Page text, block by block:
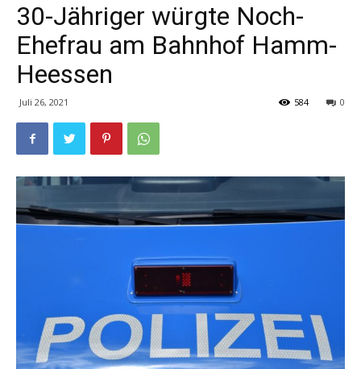
30-Jähriger würgte Noch-
Ehefrau am Bahnhof Hamm-
Heessen
Juli 26, 2021 0
584